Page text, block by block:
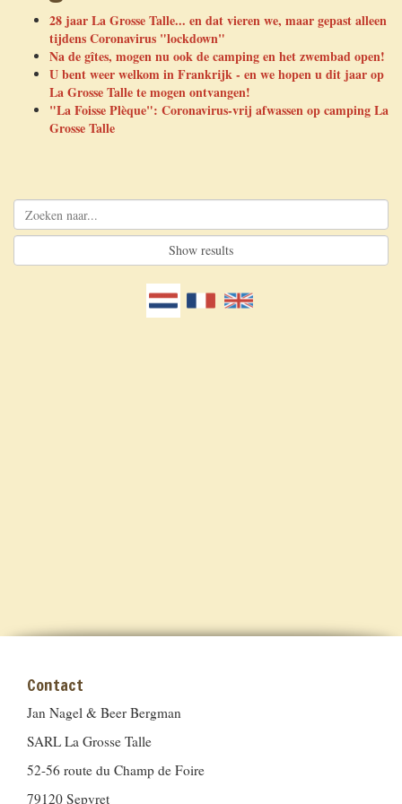
De kleine camping
Jouw tour de France langs vier geweldige campings en gîtes
Nieuwsbrief
Contact
28 jaar La Grosse Talle... en dat vieren we, maar gepast alleen
tijdens Coronavirus "lockdown"
Na de gîtes, mogen nu ook de camping en het zwembad open!
U bent weer welkom in Frankrijk - en we hopen u dit jaar op
La Grosse Talle te mogen ontvangen!
"La Foisse Plèque": Coronavirus-vrij afwassen op camping La
Grosse Talle
Contact
Jan Nagel & Beer Bergman
SARL La Grosse Talle
52-56 route du Champ de Foire
79120 Sepvret